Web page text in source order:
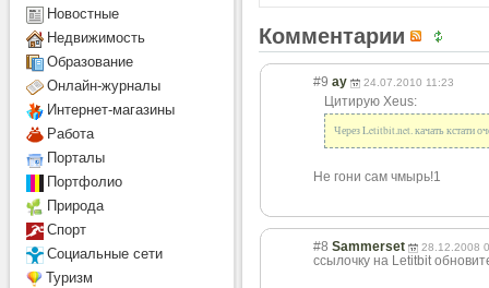
Комментарии
#9 ау 24.07.2010 11:23
Цитирую Xeus:
Через Letitbit.net. качать кстати
Не гони сам чмырь!1
#8 Sammerset 28.12.2008
ссылочку на Letitbit
Новостные
Недвижимость
Образование
Онлайн-журналы
Интернет-магазины
Работа
Порталы
Портфолио
Природа
Спорт
Социальные сети
Туризм